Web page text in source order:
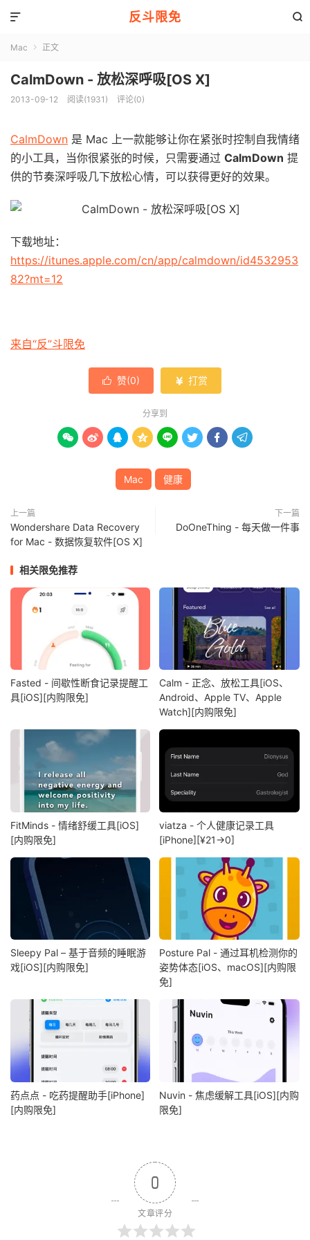
反斗限免 

Mac  正文
CalmDown - 放松深呼吸[OS X]
2013-09-12 阅读(1931) 评论(0)
CalmDown 是 Mac 上一款能够让你在紧张时控制自我情绪
的小工具，当你很紧张的时候，只需要通过 CalmDown 提
供的节奏深呼吸几下放松心情，可以获得更好的效果。
下载地址：
https://itunes.apple.com/cn/app/calmdown/id4532953
82?mt=12
来自“反”斗限免
 赞(0)  打赏
分享到
       
Mac 健康
上一篇
Wondershare Data Recovery
for Mac - 数据恢复软件[OS X]
下一篇
DoOneThing - 每天做一件事
相关限免推荐
Fasted - 间歇性断食记录提醒工
具[iOS][内购限免]
Calm - 正念、放松工具[iOS、
Android、Apple TV、Apple
Watch][内购限免]
FitMinds - 情绪舒缓工具[iOS]
[内购限免]
viatza - 个人健康记录工具
[iPhone][¥21→0]
Sleepy Pal – 基于音频的睡眠游
戏[iOS][内购限免]
Posture Pal - 通过耳机检测你的
姿势体态[iOS、macOS][内购限
免]
药点点 - 吃药提醒助手[iPhone]
[内购限免]
Nuvin - 焦虑缓解工具[iOS][内购
限免]
0
文章评分